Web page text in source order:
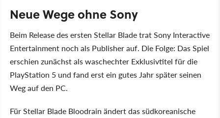
Neue Wege ohne Sony
Beim Release des ersten Stellar Blade trat Sony Interactive
Entertainment noch als Publisher auf. Die Folge: Das Spiel
erschien zunächst als waschechter Exklusivtitel für die
PlayStation 5 und fand erst ein gutes Jahr später seinen
Weg auf den PC.
Für Stellar Blade Bloodrain ändert das südkoreanische